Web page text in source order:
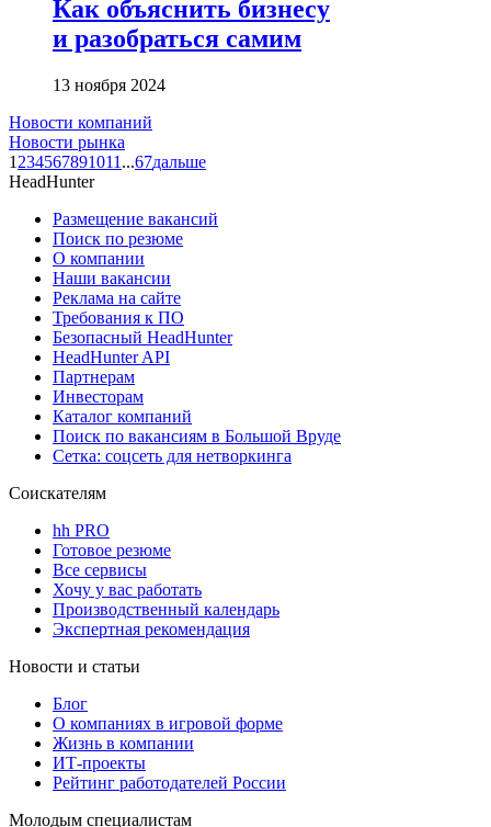
Как объяснить бизнесу
и разобраться самим
13 ноября 2024
Новости компаний
Новости рынка
1 234567891011 ...67дальше
HeadHunter
Размещение вакансий
Поиск по резюме
О компании
Наши вакансии
Реклама на сайте
Требования к ПО
Безопасный HeadHunter
HeadHunter API
Партнерам
Инвесторам
Каталог компаний
Поиск по вакансиям в Большой Вруде
Сетка: соцсеть для нетворкинга
Соискателям
hh PRO
Готовое резюме
Все сервисы
Хочу у вас работать
Производственный календарь
Экспертная рекомендация
Новости и статьи
Блог
О компаниях в игровой форме
Жизнь в компании
ИТ-проекты
Рейтинг работодателей России
Молодым специалистам